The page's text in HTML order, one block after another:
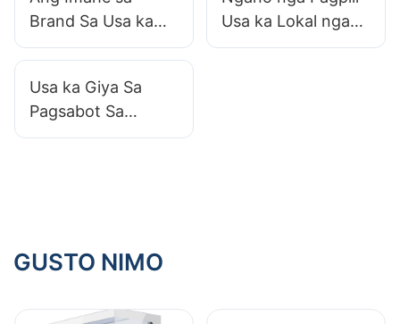
Brand Sa Usa ka
Kaso sa PC
Konsyumer?
Usa ka Lokal nga
Manufacturer sa
Usa ka Giya Sa
Pagsabot Sa
Materyal nga Kalig-
GUSTO NIMO